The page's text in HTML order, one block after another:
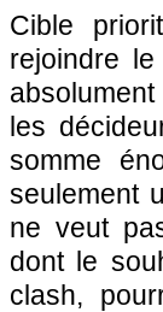
Cible
rejoindre
les
somme
seulement
ne veut
dont le
clash,